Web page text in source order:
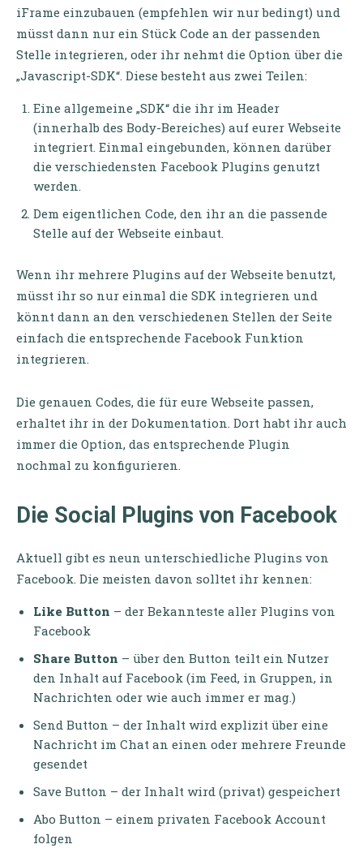
iFrame einzubauen (empfehlen wir nur bedingt) und
müsst dann nur ein Stück Code an der passenden
Stelle integrieren, oder ihr nehmt die Option über die
„Javascript-SDK“. Diese besteht aus zwei Teilen:
Eine allgemeine „SDK“ die ihr im Header
(innerhalb des Body-Bereiches) auf eurer Webseite
integriert. Einmal eingebunden, können darüber
die verschiedensten Facebook Plugins genutzt
werden.
Dem eigentlichen Code, den ihr an die passende
Stelle auf der Webseite einbaut.
Wenn ihr mehrere Plugins auf der Webseite benutzt,
müsst ihr so nur einmal die SDK integrieren und
könnt dann an den verschiedenen Stellen der Seite
einfach die entsprechende Facebook Funktion
integrieren.
Die genauen Codes, die für eure Webseite passen,
erhaltet ihr in der Dokumentation. Dort habt ihr auch
immer die Option, das entsprechende Plugin
nochmal zu konfigurieren.
Die Social Plugins von Facebook
Aktuell gibt es neun unterschiedliche Plugins von
Facebook. Die meisten davon solltet ihr kennen:
Like Button – der Bekannteste aller Plugins von
Facebook
Share Button – über den Button teilt ein Nutzer
den Inhalt auf Facebook (im Feed, in Gruppen, in
Nachrichten oder wie auch immer er mag.)
Send Button – der Inhalt wird explizit über eine
Nachricht im Chat an einen oder mehrere Freunde
gesendet
Save Button – der Inhalt wird (privat) gespeichert
Abo Button – einem privaten Facebook Account
folgen